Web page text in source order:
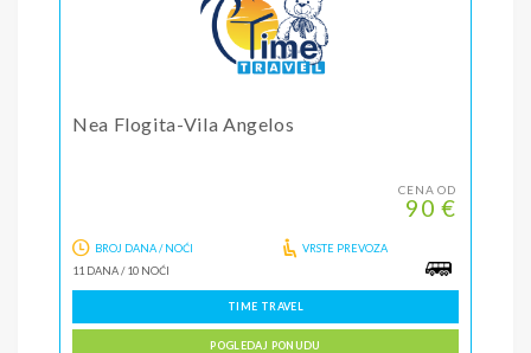
Nea Flogita-Vila Angelos
CENA OD
90 €
BROJ DANA / NOĆI
11 DANA/10 NOĆI
VRSTE PREVOZA
TIME TRAVEL
POGLEDAJ PONUDU